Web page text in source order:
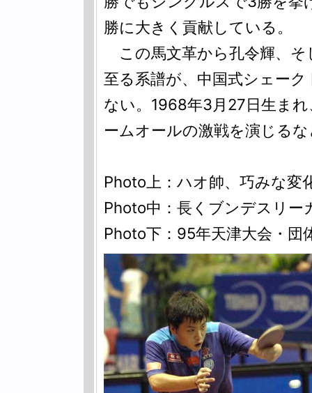
勝に大きく貢献している。
この馬文革から孔令輝、そ
至る系譜が、中国式シェー
ない。1968年3月27日生ま
ームオールの激戦を演じる
Photo上：ハオ帥、巧みな変
Photo中：長くブンデスリー
Photo下：95年天津大会・団